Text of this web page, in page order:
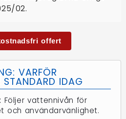
02.
offert
VARFÖR
STANDARD IDAG
Följer vattennivån för
och användarvänlighet.